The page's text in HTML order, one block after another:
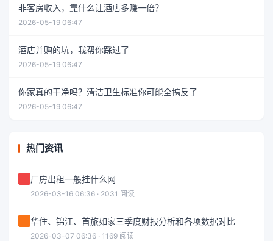
非客房收入，靠什么让酒店多赚一倍？
2026-05-19 06:47
酒店并购的坑，我帮你踩过了
2026-05-19 06:47
你家真的干净吗？清洁卫生标准你可能全搞反了
2026-05-19 06:47
热门资讯
厂房出租一般挂什么网
2026-03-16 06:36 · 2031 阅读
华住、锦江、首旅如家三季度财报分析和各项数据对比
2026-03-07 06:36 · 1169 阅读